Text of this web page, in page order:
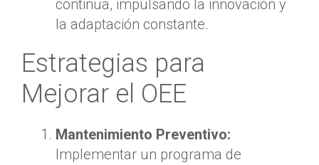
continua, impulsando la innovación y
la adaptación constante.
Estrategias para
Mejorar el OEE
Mantenimiento Preventivo:
Implementar un programa de